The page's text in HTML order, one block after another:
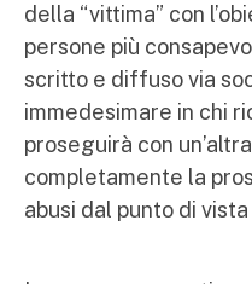
della “vittima” con
persone più
scritto e diffuso via
immedesimare in chi
proseguirà con
completamente la
abusi dal punto di vista